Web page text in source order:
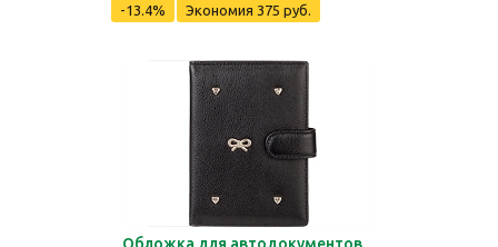
-13.4%
Экономия 375 руб.